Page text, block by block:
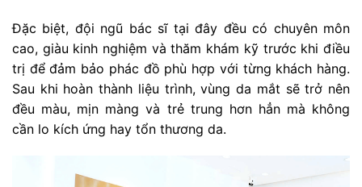
Đặc biệt, đội ngũ bác sĩ tại đây đều có chuyên môn
cao, giàu kinh nghiệm và thăm khám kỹ trước khi điều
trị để đảm bảo phác đồ phù hợp với từng khách hàng.
Sau khi hoàn thành liệu trình, vùng da mắt sẽ trở nên
đều màu, mịn màng và trẻ trung hơn hẳn mà không
cần lo kích ứng hay tổn thương da.